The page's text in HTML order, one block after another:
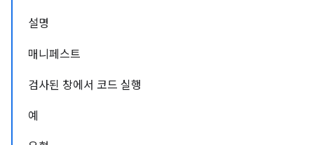
설명
매니페스트
검사된 창에서 코드 실행
예